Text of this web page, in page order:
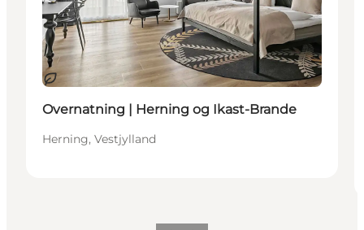
Bæredygtige oplevelser
Overnatning | Herning og Ikast-Brande
Herning, Vestjylland